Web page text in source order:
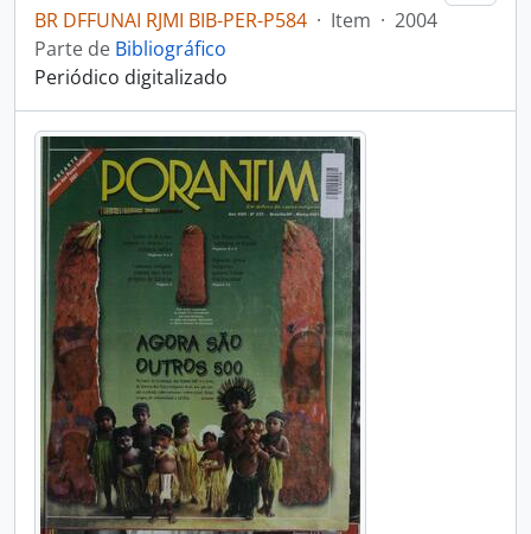
BR DFFUNAI RJMI BIB-PER-P584 · Item · 2004
Parte de Bibliográfico
Periódico digitalizado